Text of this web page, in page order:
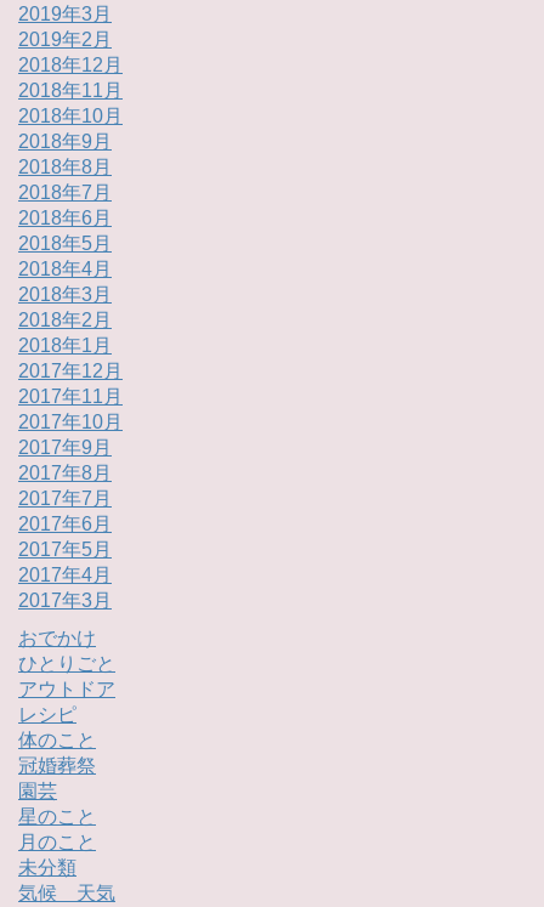
2019年3月
2019年2月
2018年12月
2018年11月
2018年10月
2018年9月
2018年8月
2018年7月
2018年6月
2018年5月
2018年4月
2018年3月
2018年2月
2018年1月
2017年12月
2017年11月
2017年10月
2017年9月
2017年8月
2017年7月
2017年6月
2017年5月
2017年4月
2017年3月
おでかけ
ひとりごと
アウトドア
レシピ
体のこと
冠婚葬祭
園芸
星のこと
月のこと
未分類
気候 天気